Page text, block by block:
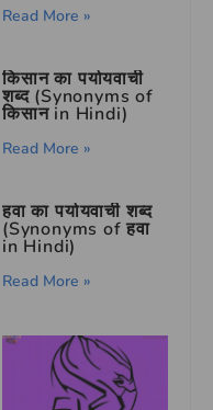
Read More »
किसान का पर्यायवाची
शब्द (Synonyms of
किसान in Hindi)
Read More »
हवा का पर्यायवाची शब्द
(Synonyms of हवा
in Hindi)
Read More »